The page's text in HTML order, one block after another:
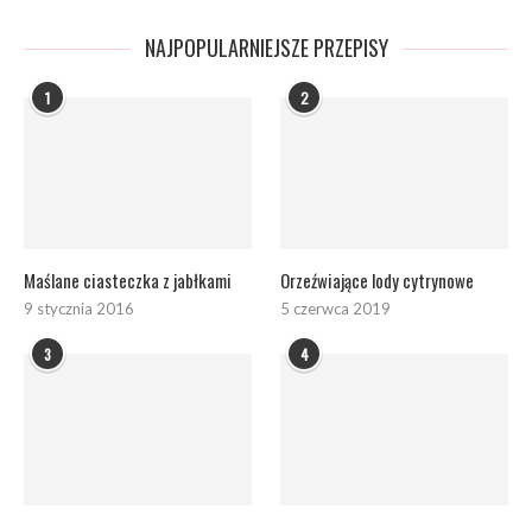
NAJPOPULARNIEJSZE PRZEPISY
1
Maślane ciasteczka z jabłkami
9 stycznia 2016
2
Orzeźwiające lody cytrynowe
5 czerwca 2019
3 4